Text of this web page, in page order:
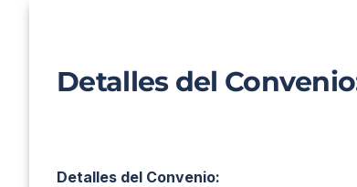
Detalles del
Detalles del Convenio: